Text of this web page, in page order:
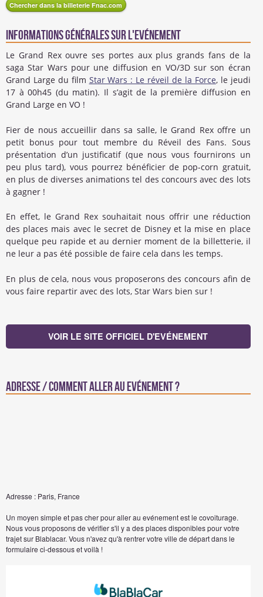
Chercher dans la billeterie Fnac.com
Informations générales sur l'evénement
Le Grand Rex ouvre ses portes aux plus grands fans de la
saga Star Wars pour une diffusion en VO/3D sur son écran
Grand Large du film Star Wars : Le réveil de la Force, le jeudi
17 à 00h45 (du matin). Il s’agit de la première diffusion en
Grand Large en VO !
Fier de nous accueillir dans sa salle, le Grand Rex offre un
petit bonus pour tout membre du Réveil des Fans. Sous
présentation d’un justificatif (que nous vous fournirons un
peu plus tard), vous pourrez bénéficier de pop-corn gratuit,
en plus de diverses animations tel des concours avec des lots
à gagner !
En effet, le Grand Rex souhaitait nous offrir une réduction
des places mais avec le secret de Disney et la mise en place
quelque peu rapide et au dernier moment de la billetterie, il
ne leur a pas été possible de faire cela dans les temps.
En plus de cela, nous vous proposerons des concours afin de
vous faire repartir avec des lots, Star Wars bien sur !
VOIR LE SITE OFFICIEL D'EVÉNEMENT
Adresse / Comment aller au evénement ?
Adresse : Paris, France
Un moyen simple et pas cher pour aller au evénement est le covoiturage.
Nous vous proposons de vérifier s'il y a des places disponibles pour votre
trajet sur Blablacar. Vous n'avez qu'à rentrer votre ville de départ dans le
formulaire ci-dessous et voilà !